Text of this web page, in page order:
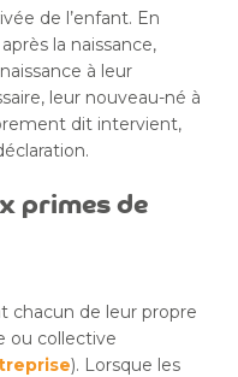
de l’enfant. En
la naissance,
à leur
leur nouveau-né à
dit intervient,
primes de
chacun de leur propre
ou collective
). Lorsque les